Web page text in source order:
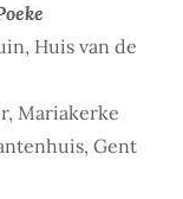
Huis van de
Mariakerke
Gent